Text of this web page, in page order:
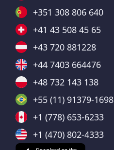
+351 308 806 640
+41 43 508 45 65
+43 720 881228
+44 7403 664476
+48 732 143 138
+55 (11) 91379-1698
+1 (778) 653-6233
+1 (470) 802-4333